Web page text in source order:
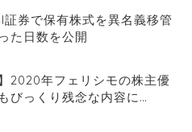
証券で保有株式を異名義移管
た日数を公開
2020年フェリシモの株主優
びっくり残念な内容に…